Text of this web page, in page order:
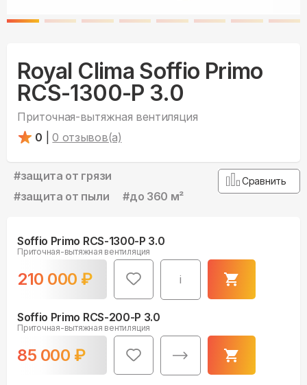
Royal Clima Soffio Primo
RCS-1300-P 3.0
Приточная-вытяжная вентиляция
0
0 отзывов(а)
#защита от грязи
#защита от пыли #до 360 м²
Сравнить
Soffio Primo RCS-1300-P 3.0
Приточная-вытяжная вентиляция
210 000 ₽ i
Soffio Primo RCS-200-P 3.0
Приточная-вытяжная вентиляция
85 000 ₽